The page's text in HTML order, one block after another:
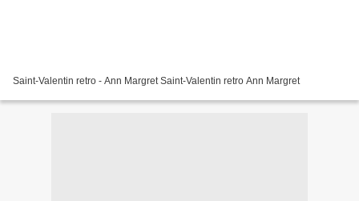
Saint-Valentin retro - Ann Margret Saint-Valentin retro Ann Margret